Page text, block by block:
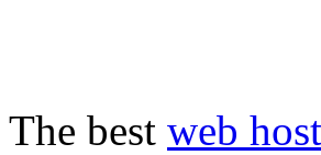
The best web